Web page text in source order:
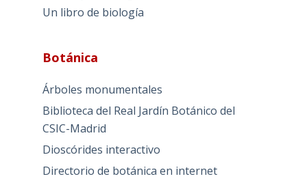
Un libro de biología
Botánica
Árboles monumentales
Biblioteca del Real Jardín Botánico del
CSIC-Madrid
Dioscórides interactivo
Directorio de botánica en internet